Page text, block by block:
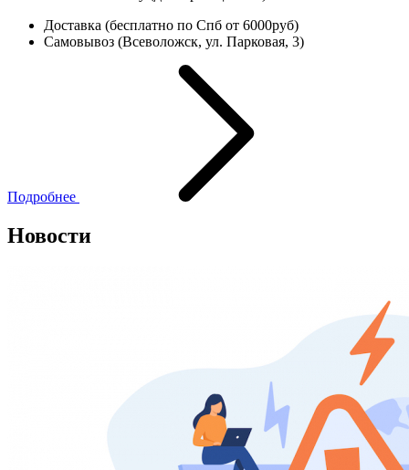
Доставка (бесплатно по Спб от 6000руб)
Самовывоз (Всеволожск, ул. Парковая, 3)
Подробнее
Новости